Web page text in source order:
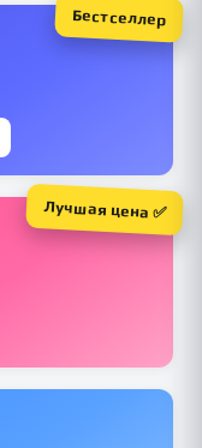
Бестселлер
Лучшая цена ✅